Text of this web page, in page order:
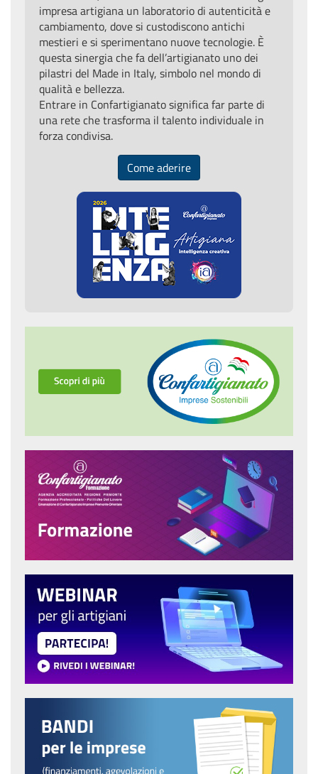
impresa artigiana un laboratorio di autenticità e
cambiamento, dove si custodiscono antichi
mestieri e si sperimentano nuove tecnologie. È
questa sinergia che fa dell’artigianato uno dei
pilastri del Made in Italy, simbolo nel mondo di
qualità e bellezza.
Entrare in Confartigianato significa far parte di
una rete che trasforma il talento individuale in
forza condivisa.
Come aderire